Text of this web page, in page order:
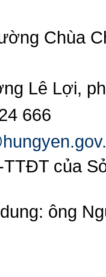
Chùa
Lê Lợi,
666
của
ông